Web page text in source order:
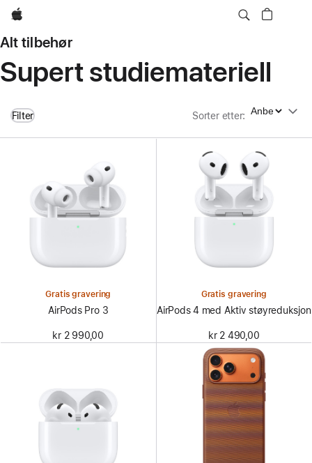
Apple
Alt tilbehør
Supert studiemateriell
Filter Sorter etter: Sorter etter
Gratis gravering
AirPods Pro 3
kr 2 990,00
Gratis gravering
AirPods 4 med Aktiv støyreduksjon
kr 2 490,00